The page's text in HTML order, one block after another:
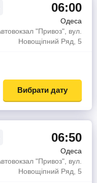
06:00
Одеса
"Привоз", вул.
Новощіпний Ряд, 5
Вибрати дату
06:50
Одеса
"Привоз", вул.
Новощіпний Ряд, 5